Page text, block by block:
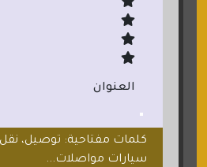
العنوان
كلمات مفتاحية: توصيل،
سيارات مواصلات...